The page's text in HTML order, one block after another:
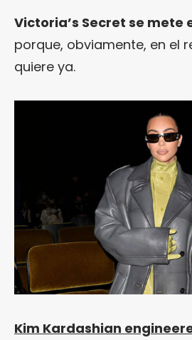
Victoria’s Secret se mete
porque, obviamente, en el
quiere ya.
Kim Kardashian